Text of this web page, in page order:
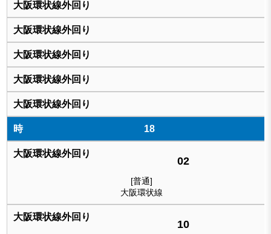
18
02
[普通]
大阪環状線
10